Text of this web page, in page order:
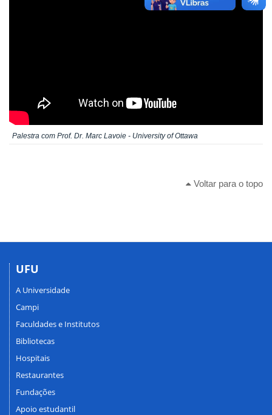
Palestra com Prof. Dr. Marc Lavoie - University of Ottawa
Voltar para o topo
UFU
A Universidade
Campi
Faculdades e Institutos
Bibliotecas
Hospitais
Restaurantes
Fundações
Apoio estudantil